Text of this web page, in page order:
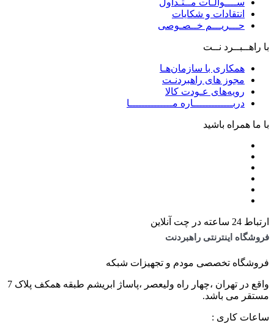
انتقادات و شکایات
حـــریـــم خــصـوصی
با راهــبــرد نــت
همکاری با سازمان‌هـا
مجوز های راهبردنـت
رویه‌های عـودت کالا
دربـــــــــــــاره مــــــــــــــا
با ما همراه باشید
ارتباط 24 ساعته در چت آنلاین
فروشگاه اینترنتی راهبردنت
فروشگاه تخصصی مودم و تجهیزات شبکه
واقع در تهران ،چهار راه ولیعصر ،پاساژ ابریشم طبقه همکف پلاک 7
مستقر می باشد.
ساعات کاری :